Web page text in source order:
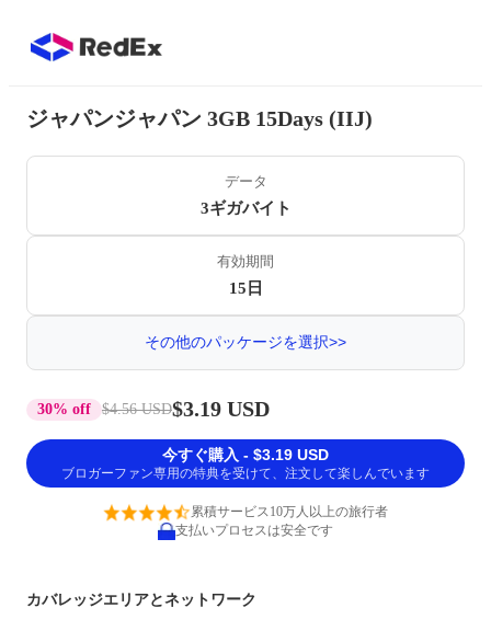
ジャパンジャパン 3GB 15Days (IIJ)
データ
3ギガバイト
有効期間
15日
その他のパッケージを選択>>
30% off $4.56 USD$3.19 USD
今すぐ購入 - $3.19 USD
ブロガーファン専用の特典を受けて、注文して楽しんでいます
累積サービス10万人以上の旅行者
支払いプロセスは安全です
カバレッジエリアとネットワーク